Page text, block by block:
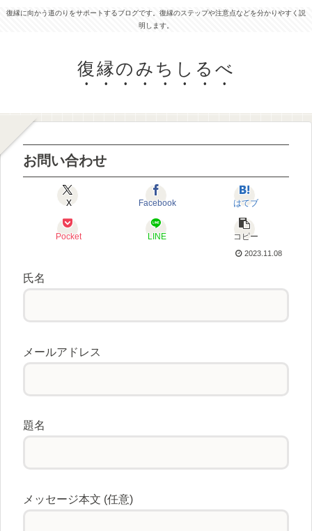
復縁に向かう道のりをサポートするブログです。復縁のステップや注意点などを分かりやすく説
明します。
復縁のみちしるべ
お問い合わせ
X Facebook はてブ
Pocket LINE コピー
2023.11.08
氏名
メールアドレス
題名
メッセージ本文 (任意)